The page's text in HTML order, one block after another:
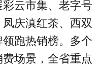
云市集、老字号
庆滇红茶、西双
跑热销榜。多个
场景，全省重点